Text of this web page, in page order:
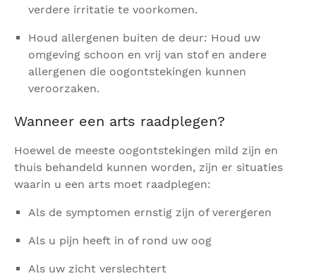
verdere irritatie te voorkomen.
Houd allergenen buiten de deur: Houd uw
omgeving schoon en vrij van stof en andere
allergenen die oogontstekingen kunnen
veroorzaken.
Wanneer een arts raadplegen?
Hoewel de meeste oogontstekingen mild zijn en
thuis behandeld kunnen worden, zijn er situaties
waarin u een arts moet raadplegen:
Als de symptomen ernstig zijn of verergeren
Als u pijn heeft in of rond uw oog
Als uw zicht verslechtert